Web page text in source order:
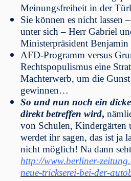
Meinungsfreiheit in der
Sie können es nicht lassen
unter sich – Herr Gabriel
Ministerpräsident Benjamin
AFD-Programm versus
Rechtspopulismus eine
Machterwerb, um die Gunst
gewinnen…
So und nun noch ein
direkt betreffen wird,
von Schulen, Kindergärten
werdet ihr sagen, das ist ja
nicht möglich! Na dann
http://www.berliner-
neue-trickserei-bei-der-